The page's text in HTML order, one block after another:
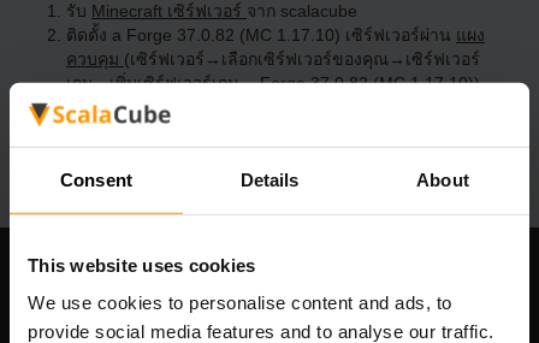
Consent Details About
This website uses cookies
We use cookies to personalise content and ads, to
provide social media features and to analyse our traffic.
รับ Minecraft เซิร์ฟเวอร์ จาก scalacube
ติดตั้ง a Forge 37.0.82 (MC 1.17.10) เซิร์ฟเวอร์ผ่าน แผง
ควบคุม (เซิร์ฟเวอร์→เลือกเซิร์ฟเวอร์ของคุณ→เซิร์ฟเวอร์
เกม→เพิ่มเซิร์ฟเวอร์เกม→ Forge 37.0.82 (MC 1.17.10))
สนุกกับการเล่นบนเซิร์ฟเวอร์!